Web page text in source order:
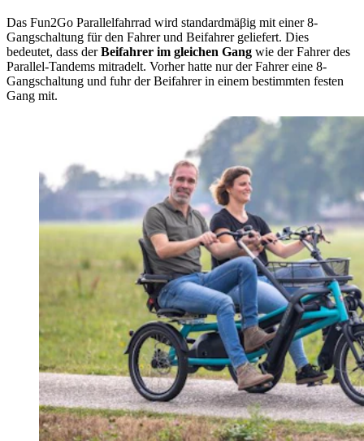
Das Fun2Go Parallelfahrrad wird standardmäβig mit einer 8-
Gangschaltung für den Fahrer und Beifahrer geliefert. Dies
bedeutet, dass derBeifahrer im gleichen Gang wie der Fahrer des
Parallel-Tandems mitradelt. Vorher hatte nur der Fahrer eine 8-
Gangschaltung und fuhr der Beifahrer in einem bestimmten festen
Gang mit.